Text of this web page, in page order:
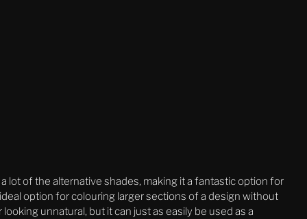
lot of the alternative shades, making it a fantastic option for
option for colouring larger sections of a design without
unnatural, but it can just as easily be used as a